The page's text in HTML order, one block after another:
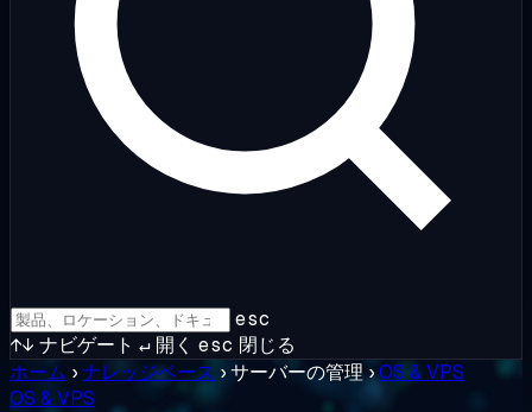
esc
↑↓ ナビゲート ↵ 開く esc 閉じる
ホーム ›ナレッジベース ›サーバーの管理 ›OS & VPS
OS & VPS